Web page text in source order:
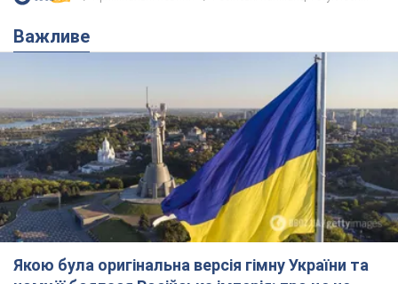
Якою була оригінальна версія гімну України та
чому її боялася Російська імперія: про це не
Державним символом є тільки перший куплет та приспів пісні
2 часа назад 6,2 т.
Олександру Пономарьову – 53: що
відомо про трьох дітей секс-
символа 90-х та який вигляд вони
За розвитком кар'єри артист не забував про
особисте щастя